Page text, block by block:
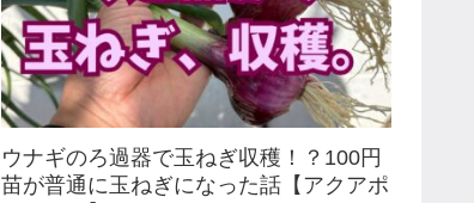
ウナギのろ過器で玉ねぎ収穫！？100円
苗が普通に玉ねぎになった話【アクアポ